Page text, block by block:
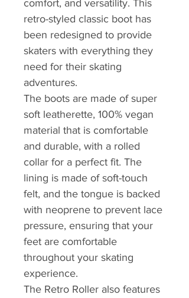
comfort, and versatility. This
retro-styled classic boot has
been redesigned to provide
skaters with everything they
need for their skating
adventures.
The boots are made of super
soft leatherette, 100% vegan
material that is comfortable
and durable, with a rolled
collar for a perfect fit. The
lining is made of soft-touch
felt, and the tongue is backed
with neoprene to prevent lace
pressure, ensuring that your
feet are comfortable
throughout your skating
experience.
The Retro Roller also features